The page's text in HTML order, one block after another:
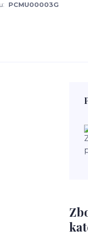
PCMU00003G